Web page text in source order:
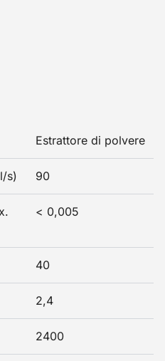
Estrattore di polvere
s) 90
< 0,005
40
2,4
2400